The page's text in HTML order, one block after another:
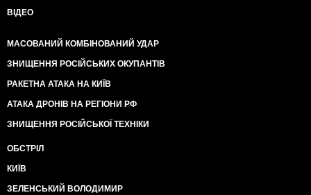
ВІДЕО
МАСОВАНИЙ КОМБІНОВАНИЙ УДАР
ЗНИЩЕННЯ РОСІЙСЬКИХ ОКУПАНТІВ
РАКЕТНА АТАКА НА КИЇВ
АТАКА ДРОНІВ НА РЕГІОНИ РФ
ЗНИЩЕННЯ РОСІЙСЬКОЇ ТЕХНІКИ
ОБСТРІЛ
КИЇВ
ЗЕЛЕНСЬКИЙ ВОЛОДИМИР